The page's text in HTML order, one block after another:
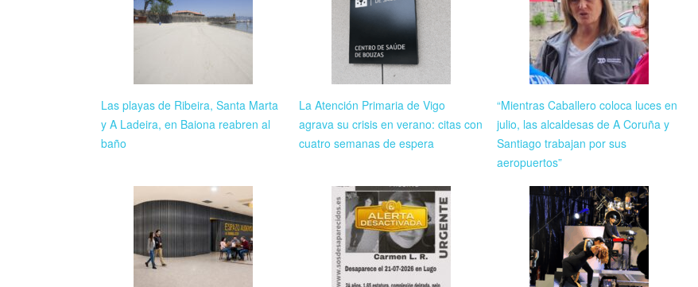
Las playas de Ribeira, Santa Marta
y A Ladeira, en Baiona reabren al
baño
La Atención Primaria de Vigo
agrava su crisis en verano: citas con
cuatro semanas de espera
“Mientras Caballero coloca luces en
julio, las alcaldesas de A Coruña y
Santiago trabajan por sus
aeropuertos”